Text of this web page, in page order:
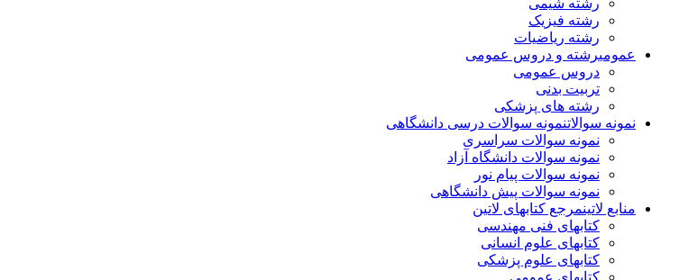
رشته شیمی
رشته فیزیک
رشته ریاضیات
عمومیرشته و دروس عمومی
دروس عمومی
تربیت بدنی
رشته های پزشکی
نمونه سوالاتنمونه سوالات درسی دانشگاهی
نمونه سوالات سراسری
نمونه سوالات دانشگاه آزاد
نمونه سوالات پیام نور
نمونه سوالات پیش دانشگاهی
منابع لاتینمرجع کتابهای لاتین
کتابهای فنی مهندسی
کتابهای علوم انسانی
کتابهای علوم پزشکی